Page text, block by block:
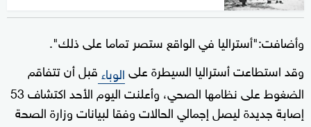
وأضافت:"أستراليا في الواقع ستصر تماما على ذلك".
وقد استطاعت أستراليا السيطرة علىالوباء قبل أن تتفاقم
الضغوط على نظامها الصحي، وأعلنت اليوم الأحد اكتشاف 53
إصابة جديدة ليصل إجمالي الحالات وفقا لبيانات وزارة الصحة